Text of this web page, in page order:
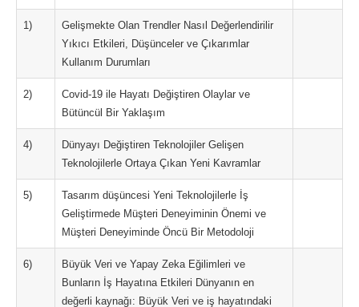
1)
Gelişmekte Olan Trendler Nasıl Değerlendirilir
Yıkıcı Etkileri, Düşünceler ve Çıkarımlar
Kullanım Durumları
2)
Covid-19 ile Hayatı Değiştiren Olaylar ve
Bütüncül Bir Yaklaşım
4)
Dünyayı Değiştiren Teknolojiler Gelişen
Teknolojilerle Ortaya Çıkan Yeni Kavramlar
5)
Tasarım düşüncesi Yeni Teknolojilerle İş
Geliştirmede Müşteri Deneyiminin Önemi ve
Müşteri Deneyiminde Öncü Bir Metodoloji
6)
Büyük Veri ve Yapay Zeka Eğilimleri ve
Bunların İş Hayatına Etkileri Dünyanın en
değerli kaynağı: Büyük Veri ve iş hayatındaki